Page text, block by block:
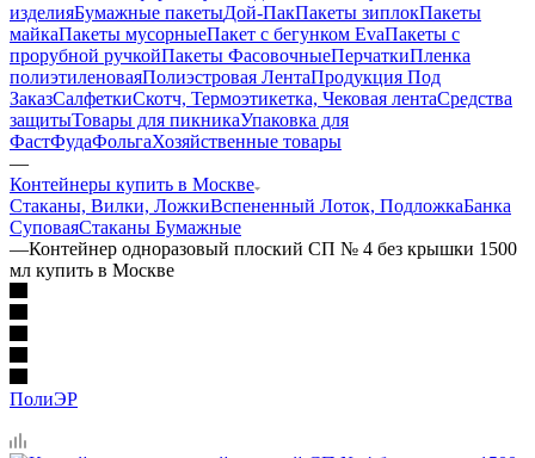
изделияБумажные пакетыДой-ПакПакеты зиплокПакеты
майкаПакеты мусорныеПакет с бегунком EvaПакеты с
прорубной ручкойПакеты ФасовочныеПерчаткиПленка
полиэтиленоваяПолиэстровая ЛентаПродукция Под
ЗаказСалфеткиСкотч, Термоэтикетка, Чековая лентаСредства
защитыТовары для пикникаУпаковка для
ФастФудаФольгаХозяйственные товары
—
Контейнеры купить в Москве
Стаканы, Вилки, ЛожкиВспененный Лоток, ПодложкаБанка
СуповаяСтаканы Бумажные
—Контейнер одноразовый плоский СП № 4 без крышки 1500
мл купить в Москве
ПолиЭР